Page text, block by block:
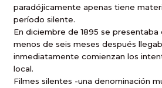
paradójicamente apenas tiene
período silente.
En diciembre de 1895 se presentaba
menos de seis meses después
inmediatamente comienzan los
local.
Filmes silentes -una denominación